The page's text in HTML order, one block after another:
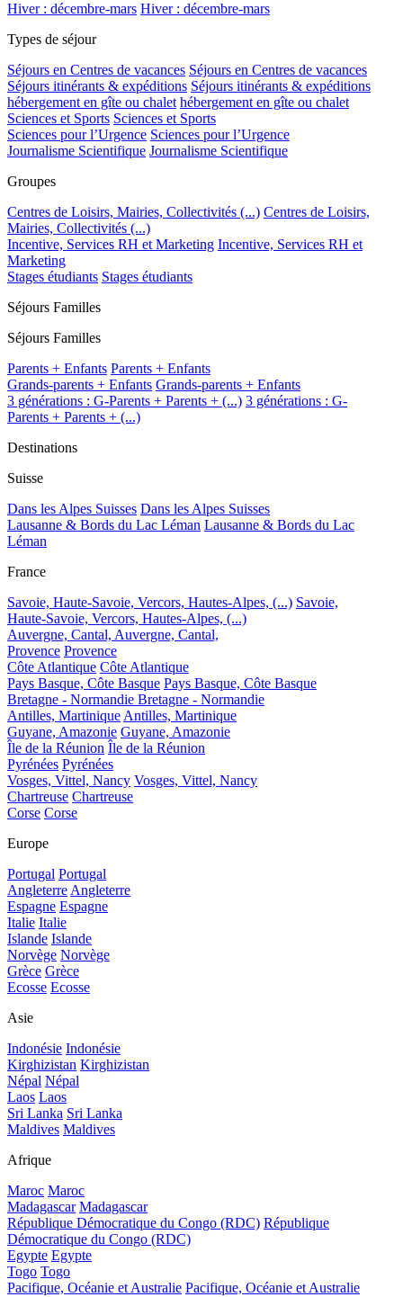
Hiver : décembre-mars Hiver : décembre-mars
Types de séjour
Séjours en Centres de vacances Séjours en Centres de vacances
Séjours itinérants & expéditions Séjours itinérants & expéditions
hébergement en gîte ou chalet hébergement en gîte ou chalet
Sciences et Sports Sciences et Sports
Sciences pour l’Urgence Sciences pour l’Urgence
Journalisme Scientifique Journalisme Scientifique
Groupes
Centres de Loisirs, Mairies, Collectivités (...) Centres de Loisirs,
Mairies, Collectivités (...)
Incentive, Services RH et Marketing Incentive, Services RH et
Marketing
Stages étudiants Stages étudiants
Séjours Familles
Séjours Familles
Parents + Enfants Parents + Enfants
Grands-parents + Enfants Grands-parents + Enfants
3 générations : G-Parents + Parents + (...) 3 générations : G-
Parents + Parents + (...)
Destinations
Suisse
Dans les Alpes Suisses Dans les Alpes Suisses
Lausanne & Bords du Lac Léman Lausanne & Bords du Lac
Léman
France
Savoie, Haute-Savoie, Vercors, Hautes-Alpes, (...) Savoie,
Haute-Savoie, Vercors, Hautes-Alpes, (...)
Auvergne, Cantal, Auvergne, Cantal,
Provence Provence
Côte Atlantique Côte Atlantique
Pays Basque, Côte Basque Pays Basque, Côte Basque
Bretagne - Normandie Bretagne - Normandie
Antilles, MartiniqueAntilles, Martinique
Guyane, Amazonie Guyane, Amazonie
Île de la Réunion Île de la Réunion
Pyrénées Pyrénées
Vosges, Vittel, Nancy Vosges, Vittel, Nancy
Chartreuse Chartreuse
Corse Corse
Europe
Portugal Portugal
AngleterreAngleterre
Espagne Espagne
Italie Italie
Islande Islande
Norvège Norvège
Grèce Grèce
Ecosse Ecosse
Asie
Indonésie Indonésie
Kirghizistan Kirghizistan
Népal Népal
Laos Laos
Sri Lanka Sri Lanka
Maldives Maldives
Afrique
Maroc Maroc
Madagascar Madagascar
République Démocratique du Congo (RDC) République
Démocratique du Congo (RDC)
Egypte Egypte
Togo Togo
Pacifique, Océanie et Australie Pacifique, Océanie et Australie